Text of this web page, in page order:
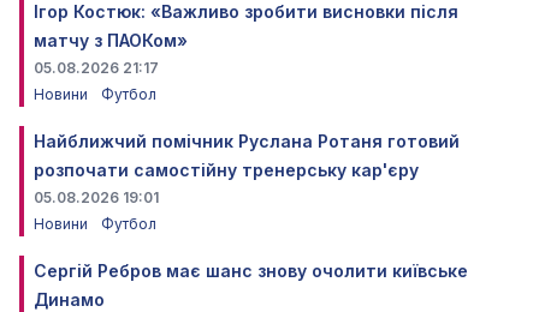
Ігор Костюк: «Важливо зробити висновки після
матчу з ПАОКом»
05.08.2026 21:17
Новини
Футбол
Найближчий помічник Руслана Ротаня готовий
розпочати самостійну тренерську кар'єру
05.08.2026 19:01
Новини
Футбол
Сергій Ребров має шанс знову очолити київське
Динамо